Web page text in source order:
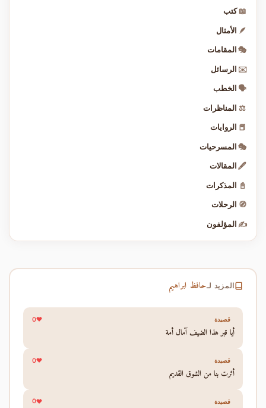
📖 كتب
🪶 الأمثال
🎭 المقامات
✉️ الرسائل
🗣️ الخطب
⚖️ المناظرات
📕 الروايات
🎭 المسرحيات
🖋️ المقالات
📓 المذكرات
🧭 الرحلات
✍️ المؤلفون
المزيد لـحافظ ابراهيم
قصيدة 0
أيا قبر هذا الضيف آمال أمة
قصيدة 0
أثرت بنا من الشوق القديم
قصيدة 0